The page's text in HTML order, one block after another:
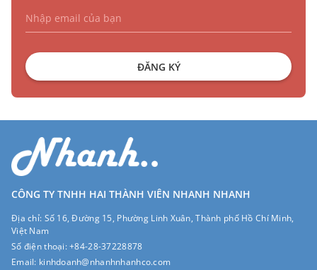
ĐĂNG KÝ
CÔNG TY TNHH HAI THÀNH VIÊN NHANH NHANH
Địa chỉ: Số 16, Đường 15, Phường Linh Xuân, Thành phố Hồ Chí Minh,
Việt Nam
Số điện thoại:+84-28-37228878
Email: kinhdoanh@nhanhnhanhco.com